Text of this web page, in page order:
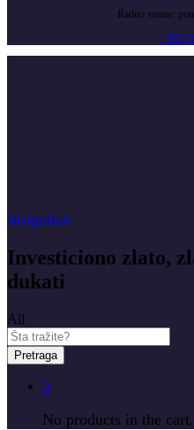
Radno vreme:
+381
Insignitus
Investiciono zlato,
dukati
All
Pretraga
0
No products in the cart.